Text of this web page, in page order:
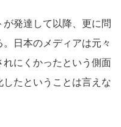
発達して以降、更に問
日本のメディアは元々
にくかったという側面
たということは言えな